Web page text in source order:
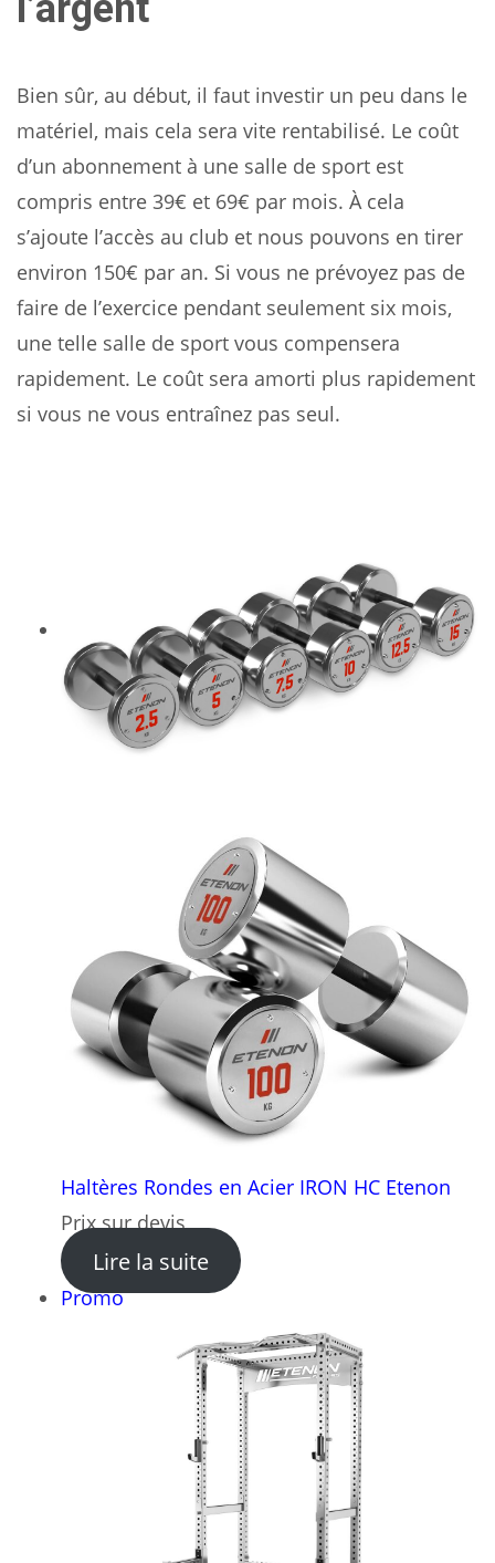
Bien sûr, au début, il faut investir un peu dans le
matériel, mais cela sera vite rentabilisé. Le coût
d’un abonnement à une salle de sport est
compris entre 39€ et 69€ par mois. À cela
s’ajoute l’accès au club et nous pouvons en tirer
environ 150€ par an. Si vous ne prévoyez pas de
faire de l’exercice pendant seulement six mois,
une telle salle de sport vous compensera
rapidement. Le coût sera amorti plus rapidement
si vous ne vous entraînez pas seul.
Haltères Rondes en Acier IRON HC Etenon
Prix sur devis
Lire la suite: Haltères Rondes en Acier
PromoProduit
promotion